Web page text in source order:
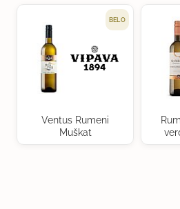
BELO
Ventus Rumeni
Muškat